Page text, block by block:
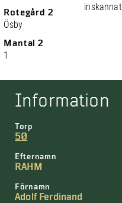
Rotegård 2
Ösby
Mantal 2
1
inskannat
Information
Torp
50
Efternamn
RAHM
Förnamn
Adolf Ferdinand